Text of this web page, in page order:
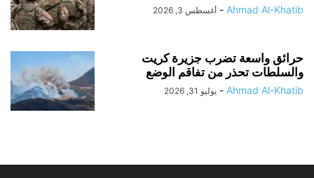
Ahmad Al-Khatib
- أغسطس 3, 2026
حرائق واسعة تضرب جزيرة كريت
والسلطات تحذر من تفاقم الوضع
Ahmad Al-Khatib
- يوليو 31, 2026